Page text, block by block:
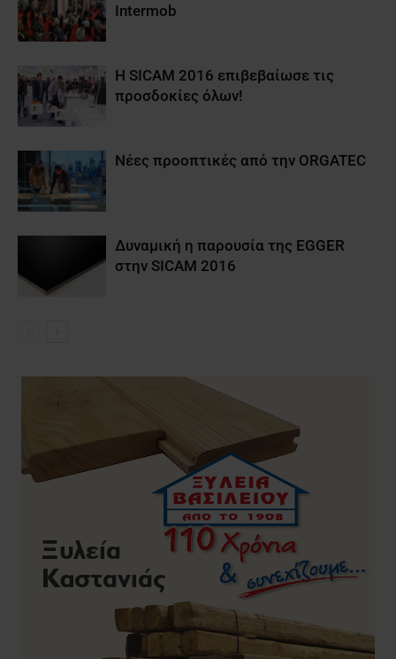
Intermob
Η SICAM 2016 επιβεβαίωσε τις
προσδοκίες όλων!
Νέες προοπτικές από την ORGATEC
Δυναμική η παρουσία της EGGER
στην SICAM 2016